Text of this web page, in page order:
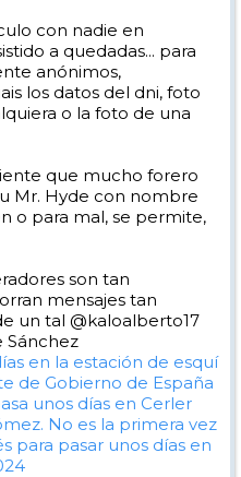
con nadie en
a quedadas... para
anónimos,
los datos del dni, foto
o la foto de una
que mucho forero
Mr. Hyde con nombre
o para mal, se permite,
son tan
mensajes tan
un tal @kaloalberto17
Sánchez
en la estación de esquí
de Gobierno de España
unos días en Cerler
No es la primera vez
para pasar unos días en